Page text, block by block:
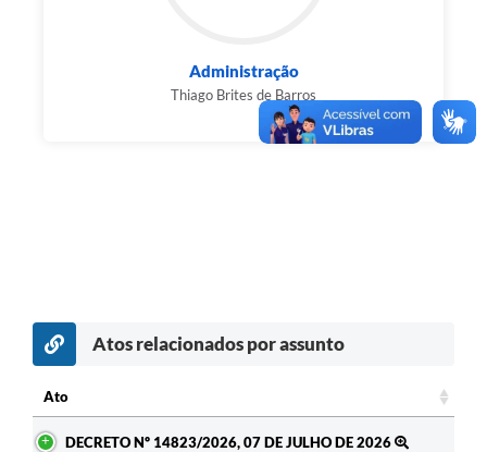
Administração
Thiago Brites de Barros
Atos relacionados por assunto
Ato
DECRETO Nº 14823/2026, 07 DE JULHO DE 2026